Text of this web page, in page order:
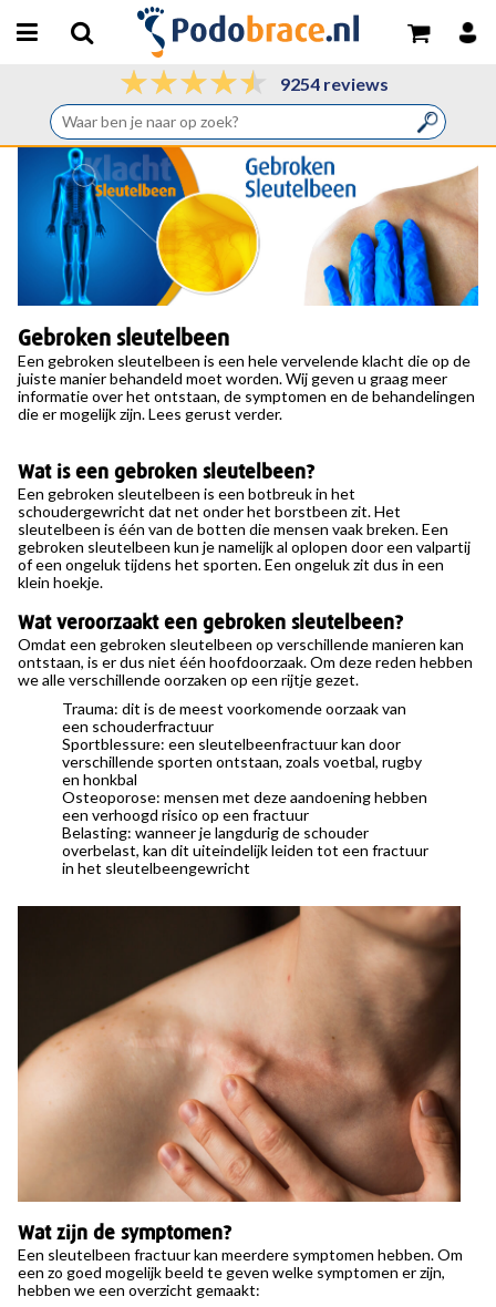
9254 reviews
Gebroken sleutelbeen
Eengebroken sleutelbeen is een hele vervelende klacht die op de
juiste manier behandeld moet worden. Wij geven u graag meer
informatie over het ontstaan, de symptomen en de behandelingen
die er mogelijk zijn. Lees gerust verder.
Wat is een gebroken sleutelbeen?
Een gebroken sleutelbeen is een botbreuk in het
schoudergewricht dat net onder het borstbeen zit. Het
sleutelbeen is één van de botten die mensen vaak breken. Een
gebroken sleutelbeen kun je namelijk al oplopen door een valpartij
of een ongeluk tijdens het sporten. Een ongeluk zit dus in een
klein hoekje.
Wat veroorzaakt een gebroken sleutelbeen?
Omdat een gebroken sleutelbeen op verschillende manieren kan
ontstaan, is er dus niet één hoofdoorzaak. Om deze reden hebben
we alle verschillende oorzaken op een rijtje gezet.
Trauma: dit is de meest voorkomende oorzaak van
een schouderfractuur
Sportblessure: een sleutelbeenfractuur kan door
verschillende sporten ontstaan, zoals voetbal, rugby
en honkbal
Osteoporose: mensen met deze aandoening hebben
een verhoogd risico op een fractuur
Belasting: wanneer je langdurig de schouder
overbelast, kan dit uiteindelijk leiden tot een fractuur
in het sleutelbeengewricht
Wat zijn de symptomen?
Een sleutelbeen fractuur kan meerdere symptomen hebben. Om
een zo goed mogelijk beeld te geven welke symptomen er zijn,
hebben we een overzicht gemaakt: